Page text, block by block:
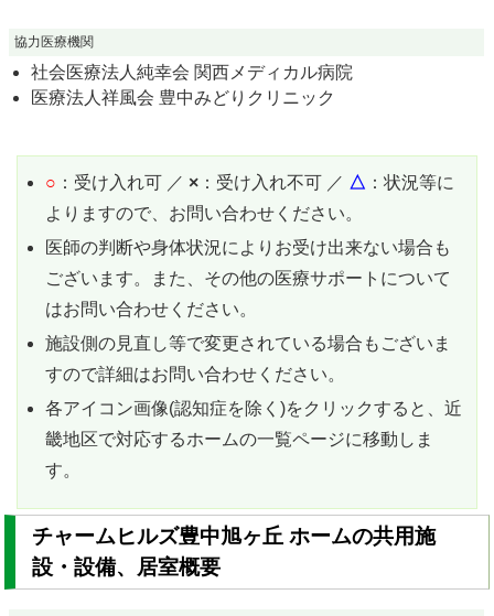
協力医療機関
社会医療法人純幸会 関西メディカル病院
医療法人祥風会 豊中みどりクリニック
○ ：受け入れ可 ／ × ：受け入れ不可 ／ △ ：状況等に
よりますので、お問い合わせください。
医師の判断や身体状況によりお受け出来ない場合も
ございます。また、その他の医療サポートについて
はお問い合わせください。
施設側の見直し等で変更されている場合もございま
すので詳細はお問い合わせください。
各アイコン画像(認知症を除く)をクリックすると、近
畿地区で対応するホームの一覧ページに移動しま
す。
チャームヒルズ豊中旭ヶ丘 ホームの共用施
設・設備、居室概要